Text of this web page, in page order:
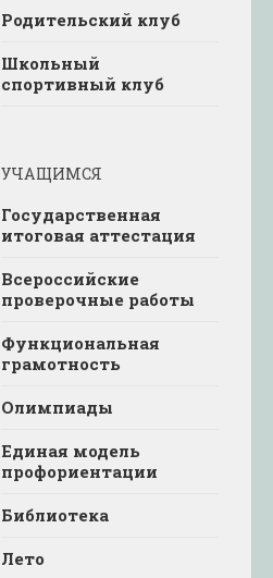
Родительский клуб
Школьный
спортивный клуб
УЧАЩИМСЯ
Государственная
итоговая аттестация
Всероссийские
проверочные работы
Функциональная
грамотность
Олимпиады
Единая модель
профориентации
Библиотека
Лето